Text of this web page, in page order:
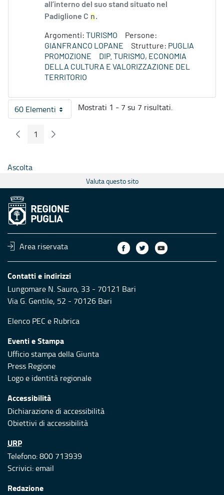
all’interno del suo stand situato nel
Padiglione C n.
Argomenti: TURISMO
Persone:
GIANFRANCO LOPANE
Strutture: PUGLIA
PROMOZIONE
DIP. TURISMO, ECONOMIA
DELLA CULTURA E VALORIZZAZIONE DEL
TERRITORIO
60 ElementiPer pagina
Mostrati 1 - 7 su 7 risultati.
Pagina Precedente
Pagina
1 Pagina Seguente
Ascolta
Valuta questo sito
Area riservata
Contatti e indirizzi
Lungomare N. Sauro, 33 - 70121 Bari
Via G. Gentile, 52 - 70126 Bari
Elenco PEC e Rubrica
Eventi e Stampa
Ufficio stampa della Giunta
Press Regione
Logo e identità regionale
Accessibilità
Dichiarazione di accessibilità
Obiettivi di accessibilità
URP
Telefono: 800 713939
Scrivici:email
Redazione